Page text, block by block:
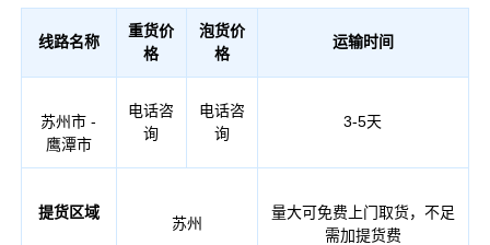
线路名称
重货价
格
泡货价
格
运输时间
苏州市 -
鹰潭市
电话咨
询
电话咨
询
3-5天
提货区域
苏州
量大可免费上门取货，不足
需加提货费